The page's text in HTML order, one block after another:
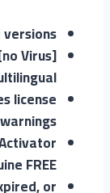
Virus]
license
FREE
or